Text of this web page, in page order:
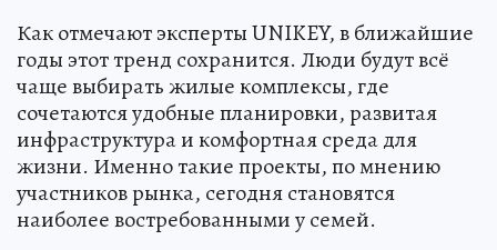
Как отмечают эксперты UNIKEY, в ближайшие
годы этот тренд сохранится. Люди будут всё
чаще выбирать жилые комплексы, где
сочетаются удобные планировки, развитая
инфраструктура и комфортная среда для
жизни. Именно такие проекты, по мнению
участников рынка, сегодня становятся
наиболее востребованными у семей.